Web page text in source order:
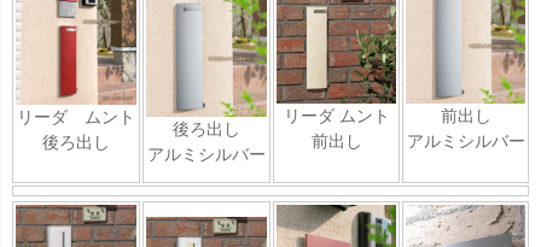
リーダ ムント
後ろ出し
後ろ出し
アルミシルバー
リーダ ムント
前出し
前出し
アルミシルバー